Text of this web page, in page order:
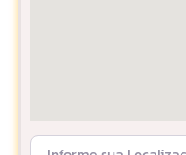
Informe sua Localização